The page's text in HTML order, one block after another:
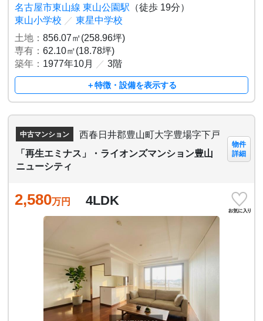
名古屋市東山線 東山公園駅 （徒歩 19分）
東山小学校 ／ 東星中学校
土地：856.07㎡(258.96坪)
専有：62.10㎡(18.78坪)
築年： 1977年10月 ／ 3階
＋特徴・設備を表示する
中古マンション
西春日井郡豊山町大字豊場字下戸
「再生エミナス」・ライオンズマンション豊山
ニューシティ
物件
詳細
2,580万円 4LDK